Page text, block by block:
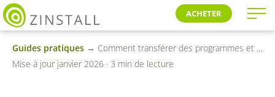
ACHETER
Guides pratiques → Comment transférer des programmes et des fichiers vers un nouvel ordinateur
Mise à jour janvier 2026 · 3 min de lecture